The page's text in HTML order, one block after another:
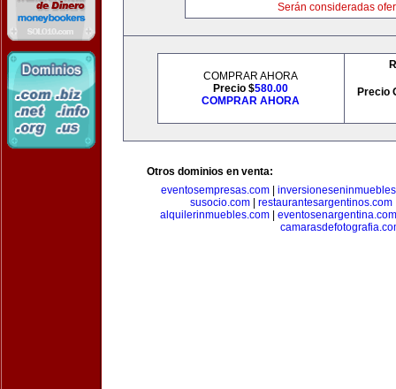
Serán consideradas
COMPRAR AHORA
Precio $580.00
COMPRAR AHORA
Precio
Otros dominios en venta:
eventosempresas.com
susocio.com
restaurantesargentinos.com
alquilerinmuebles.com
eventosenargentina.com